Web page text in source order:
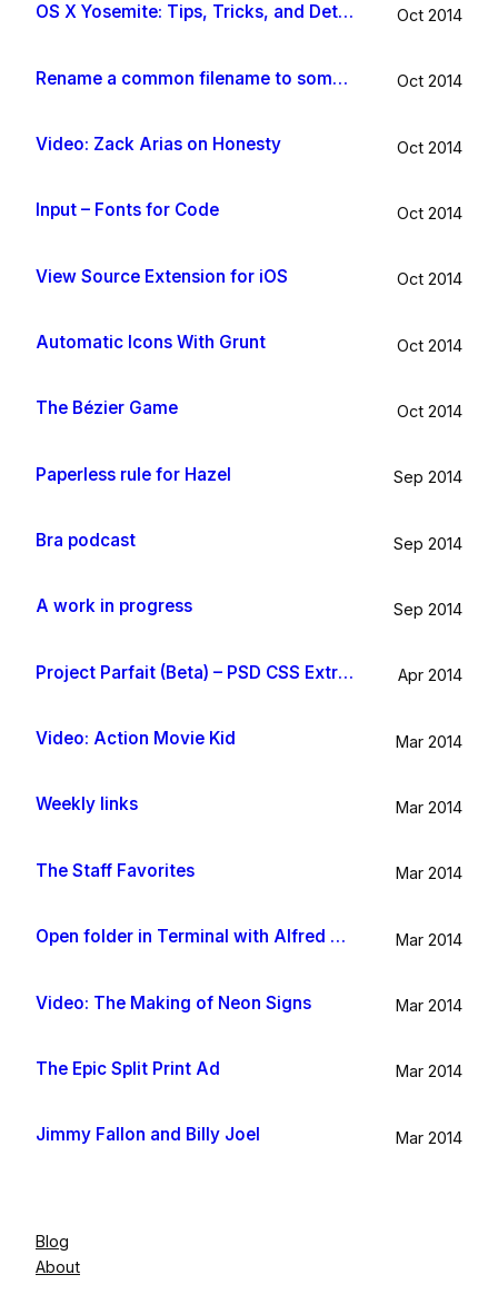
OS X Yosemite: Tips, Tricks, and Details Oct 2014
Rename a common filename to something useful with Hazel app Oct 2014
Video: Zack Arias on Honesty Oct 2014
Input – Fonts for Code Oct 2014
View Source Extension for iOS Oct 2014
Automatic Icons With Grunt Oct 2014
The Bézier Game Oct 2014
Paperless rule for Hazel Sep 2014
Bra podcast Sep 2014
A work in progress Sep 2014
Project Parfait (Beta) – PSD CSS Extraction Apr 2014
Video: Action Movie Kid Mar 2014
Weekly links Mar 2014
The Staff Favorites Mar 2014
Open folder in Terminal with Alfred App Mar 2014
Video: The Making of Neon Signs Mar 2014
The Epic Split Print Ad Mar 2014
Jimmy Fallon and Billy Joel Mar 2014
Blog
About